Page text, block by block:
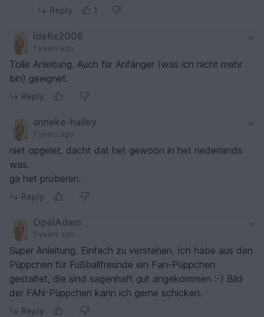
Reply 1
Idefix2008
1 years ago
Tolle Anleitung. Auch für Anfänger (was ich nicht mehr
bin) geeignet.
Reply
anneke-halley
1 years ago
niet opgelet. dacht dat het gewoon in het nederlands
was.
ga het proberen.
Reply
OpelAdam
2 years ago
Super Anleitung. Einfach zu verstehen. Ich habe aus den
Püppchen für Fußballfreunde ein Fan-Püppchen
gestaltet, die sind sagenhaft gut angekommen :-) Bild
der FAN-Püppchen kann ich gerne schicken.
Reply